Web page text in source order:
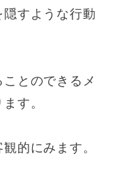
すような行動
とのできるメ
す。
的にみます。